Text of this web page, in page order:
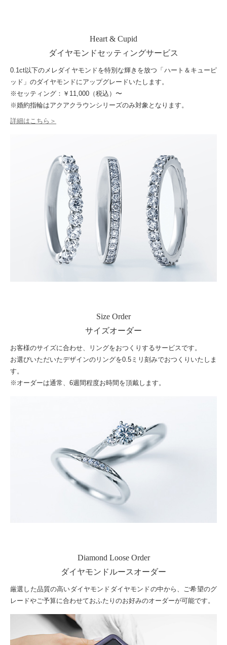
Heart & Cupid
ダイヤモンドセッティングサービス
0.1ct以下のメレダイヤモンドを特別な輝きを放つ「ハート＆キューピ
ッド」のダイヤモンドにアップグレードいたします。
※セッティング：￥11,000（税込）〜
※婚約指輪はアクアクラウンシリーズのみ対象となります。
詳細はこちら＞
Size Order
サイズオーダー
お客様のサイズに合わせ、リングをおつくりするサービスです。
お選びいただいたデザインのリングを0.5ミリ刻みでおつくりいたしま
す。
※オーダーは通常、6週間程度お時間を頂戴します。
Diamond Loose Order
ダイヤモンドルースオーダー
厳選した品質の高いダイヤモンドダイヤモンドの中から、ご希望のグ
レードやご予算に合わせておふたりのお好みのオーダーが可能です。